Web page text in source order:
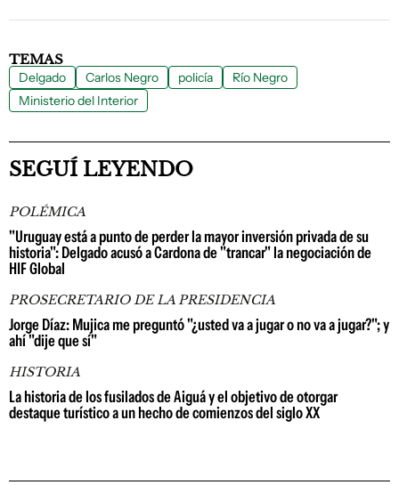
TEMAS
Delgado Carlos Negro policía
Río Negro
Ministerio del Interior
SEGUÍ LEYENDO
POLÉMICA
"Uruguay está a punto de perder la mayor inversión privada de su
historia": Delgado acusó a Cardona de "trancar" la negociación de
HIF Global
PROSECRETARIO DE LA PRESIDENCIA
Jorge Díaz: Mujica me preguntó "¿usted va a jugar o no va a jugar?"; y
ahí "dije que sí"
HISTORIA
La historia de los fusilados de Aiguá y el objetivo de otorgar
destaque turístico a un hecho de comienzos del siglo XX